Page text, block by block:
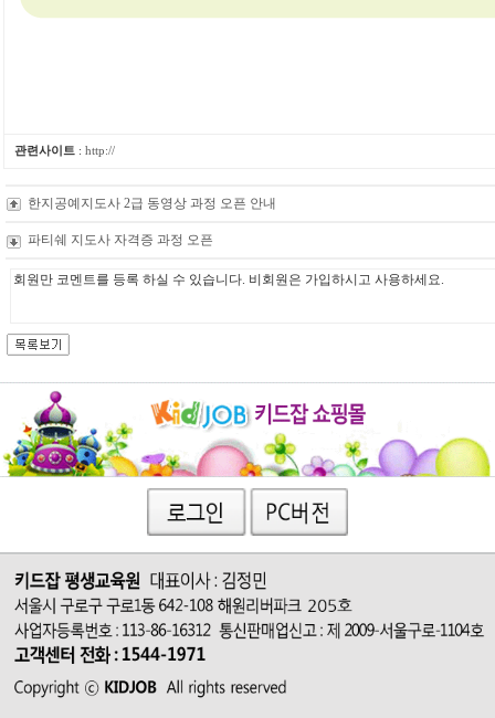
관련사이트 : http://
한지공예지도사 2급 동영상 과정 오픈 안내
파티쉐 지도사 자격증 과정 오픈